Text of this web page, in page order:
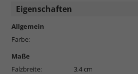
Eigenschaften
Allgemein
Farbe:
Maße
Falzbreite:
3,4 cm